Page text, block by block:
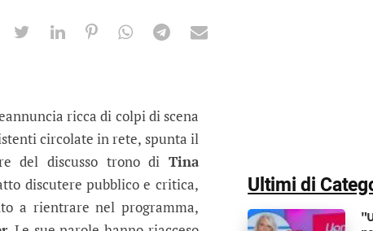
a tornare nel parterre: le parole
ricca di colpi di scena
circolate in rete, spunta il
del discusso trono di Tina
discutere pubblico e critica,
a rientrare nel programma,
Ultimi di